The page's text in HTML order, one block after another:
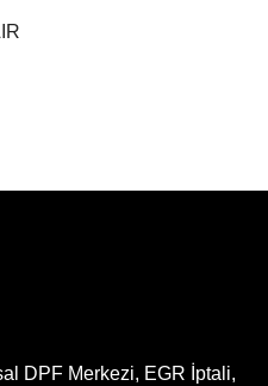
DPF Merkezi, EGR İptali,